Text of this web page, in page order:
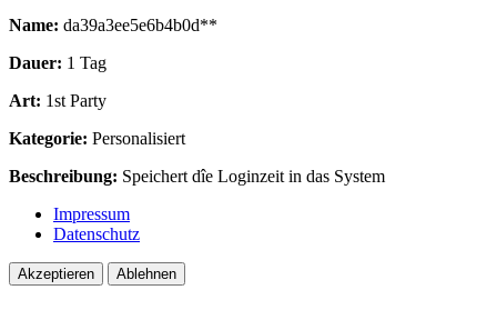
Name: da39a3ee5e6b4b0d**
Dauer: 1 Tag
Art: 1st Party
Kategorie: Personalisiert
Beschreibung: Speichert dîe Loginzeit in das System
Impressum
Datenschutz
Akzeptieren Ablehnen